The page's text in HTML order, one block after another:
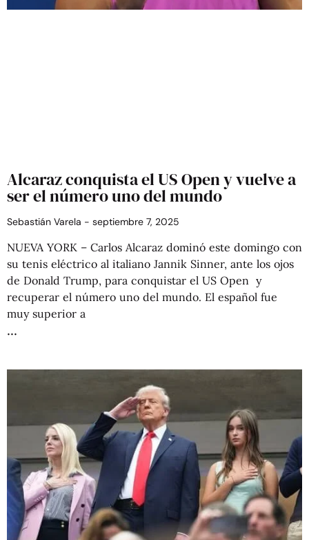
Alcaraz conquista el US Open y vuelve a
ser el número uno del mundo
Sebastián Varela septiembre 7, 2025
NUEVA YORK – Carlos Alcaraz dominó este domingo con
su tenis eléctrico al italiano Jannik Sinner, ante los ojos
de Donald Trump, para conquistar el US Open y
recuperar el número uno del mundo. El español fue
muy superior a